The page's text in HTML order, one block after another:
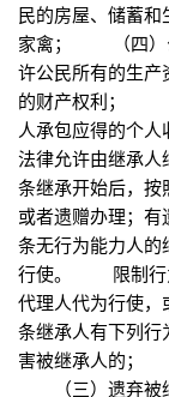
民的房屋、储蓄
家禽； （四）
许公民所有的生
的财产权利；
人承包应得的个
法律允许由继承
条继承开始后，
或者遗赠办理；
条无行为能力人的
行使。 限制行为
代理人代为行使
条继承人有下列
害被继承人的；
（三）遗弃被继